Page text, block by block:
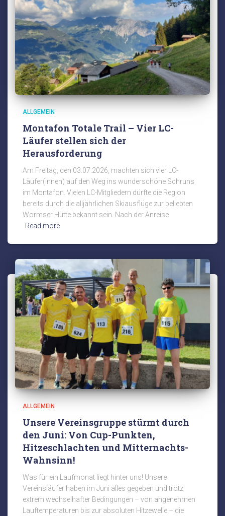
ALLGEMEIN
Montafon Totale Trail – Vier LC-
Läufer stellen sich der
Herausforderung
Am Freitag, den 03.07.2026, machten sich vier LC-
Läufer(innen) auf den Weg ins wunderschöne Schruns
im Montafon. Vielen LC-Mitgliedern dürfte die Region
bereits durch die alljährlichen Skiausflüge zur beliebten
Wormser Hütte bekannt sein. Nach der Anreise
Read more
ALLGEMEIN
Unsere Vereinsgruppe stürmt durch
den Juni: Von Cup-Punkten,
Hitzeschlachten und Mitternachts-
Wahnsinn!
Was für ein Laufmonat liegt hinter uns! Unsere
Vereinsläufer haben im Juni alles gegeben und trotz
extrem wechselhafter Bedingungen – von angenehmen
Lauftemperaturen bis zur absoluten Hitzewelle – die